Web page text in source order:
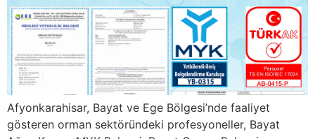
Afyonkarahisar, Bayat ve Ege Bölgesi’nde faaliyet
gösteren orman sektöründeki profesyoneller, Bayat